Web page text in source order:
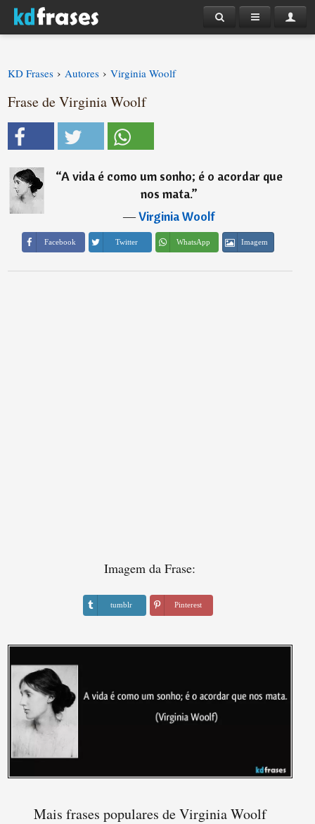
KD Frases › Autores › Virginia Woolf
Frase de Virginia Woolf
“A vida é como um sonho; é o acordar que
nos mata.”
―Virginia Woolf
Facebook Twitter WhatsApp Imagem
Imagem da Frase:
tumblr Pinterest
Mais frases populares de Virginia Woolf